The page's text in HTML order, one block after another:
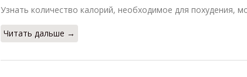
Узнать количество калорий, необходимое для похудения,
Читать дальше →